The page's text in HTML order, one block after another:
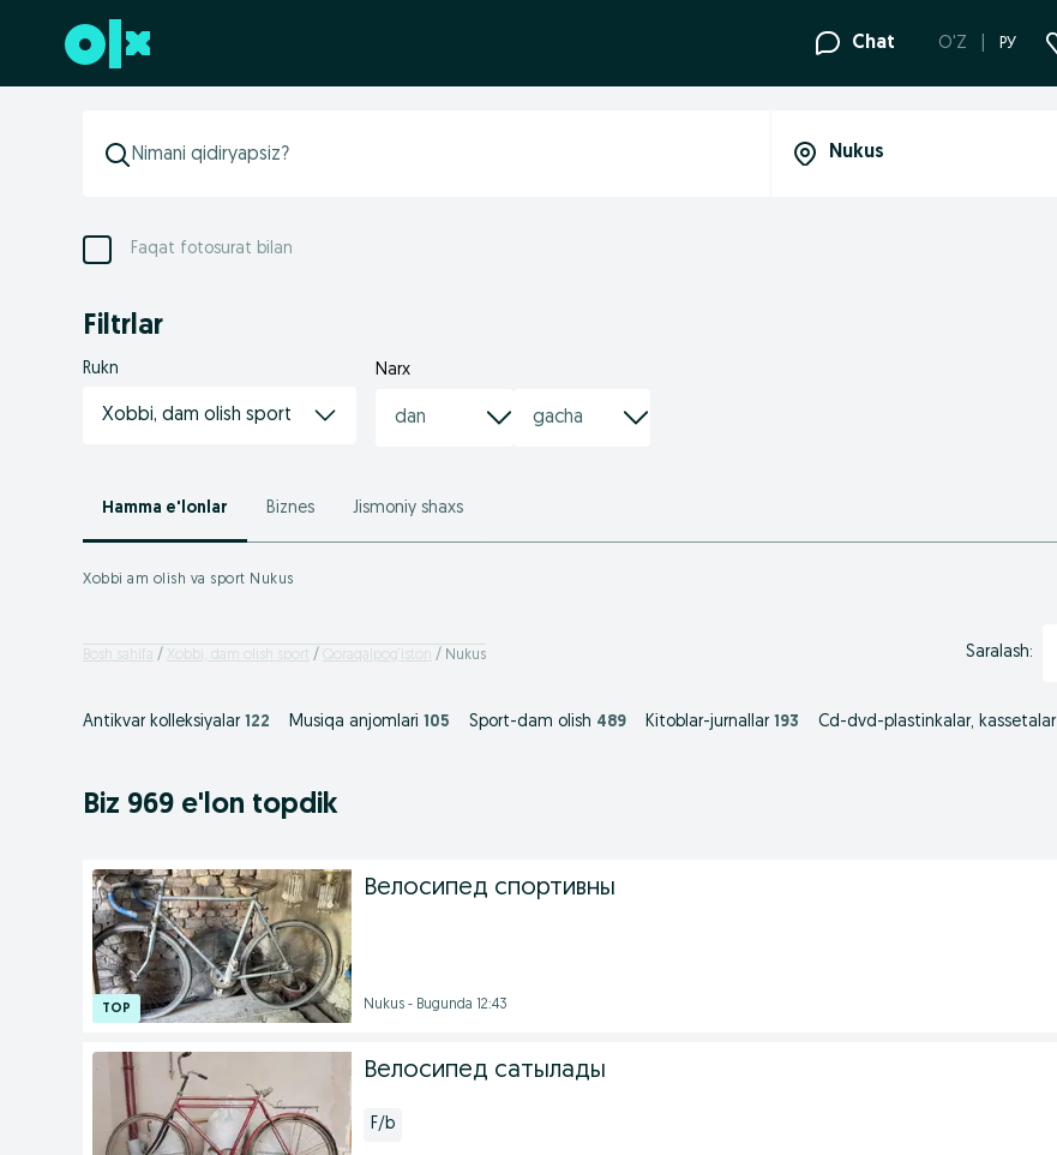
Futerga oʻtish Chat O'Z РУ
Faqat fotosurat bilan
Filtrlar
Rukn
Xobbi, dam olish sport
Narx
Hamma e'lonlar Biznes Jismoniy shaxs
Xobbi am olish va sport Nukus
Bosh sahifa Xobbi, dam olish sport Qoraqalpog‘iston Nukus Saralash:
Antikvar kolleksiyalar 122 Musiqa anjomlari 105 Sport-dam olish 489 Kitoblar-jurnallar 193 Cd-dvd-plastinkalar, kassetalar
Biz 969 e'lon topdik
Велосипед спортивны
Nukus - Bugunda 12:43
Велосипед сатылады
F/b